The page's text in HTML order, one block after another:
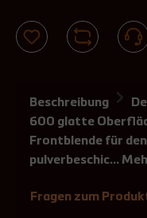
Beschreibung
600 glatte
Frontblende für
pulverbeschic…
Fragen zum